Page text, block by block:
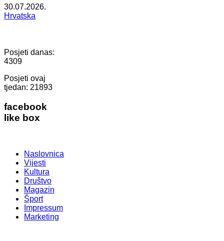
30.07.2026.
Hrvatska
Posjeti danas:
4309
Posjeti ovaj
tjedan: 21893
facebook
like box
Naslovnica
Vijesti
Kultura
Društvo
Magazin
Šport
Impressum
Marketing